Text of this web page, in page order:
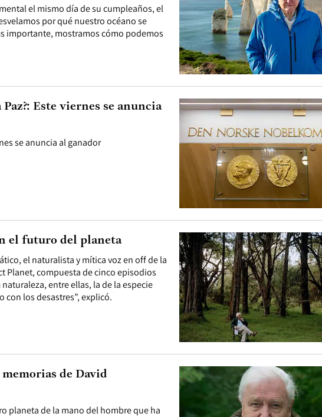
el mismo día de su cumpleaños, el
por qué nuestro océano se
importante, mostramos cómo podemos
se anuncia al ganador
Este viernes se anuncia
el naturalista y mítica voz en off de la
Planet, compuesta de cinco episodios
entre ellas, la de la especie
con los desastres”, explicó.
el futuro del planeta
planeta de la mano del hombre que ha
de David